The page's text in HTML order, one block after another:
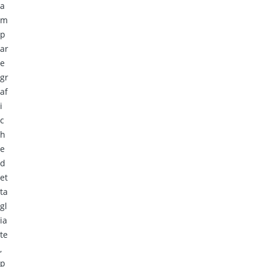
a
m
p
ar
e
gr
af
i
c
h
e
d
et
ta
gl
ia
te
,
p